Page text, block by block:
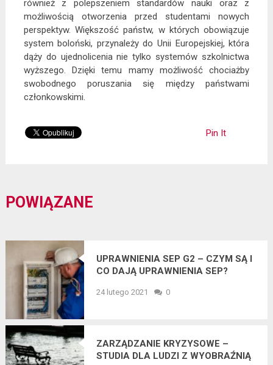
również z polepszeniem standardów nauki oraz z
możliwością otworzenia przed studentami nowych
perspektyw. Większość państw, w których obowiązuje
system boloński, przynależy do Unii Europejskiej, która
dąży do ujednolicenia nie tylko systemów szkolnictwa
wyższego. Dzięki temu mamy możliwość chociażby
swobodnego poruszania się między państwami
członkowskimi.
Pin It
POWIĄZANE
UPRAWNIENIA SEP G2 – CZYM SĄ I
CO DAJĄ UPRAWNIENIA SEP?
24 lutego 2021 0
ZARZĄDZANIE KRYZYSOWE –
STUDIA DLA LUDZI Z WYOBRAŹNIĄ